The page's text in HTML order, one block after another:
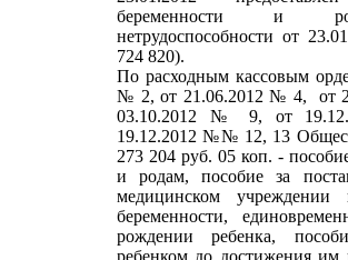
беременности и
нетрудоспособности от
724 820).
По расходным кассовым
№ 2, от 21.06.2012 № 4, от
03.10.2012 № 9, от
19.12.2012 №№ 12, 13
273 204 руб. 05 коп. -
и родам, пособие за
медицинском
беременности,
рождении ребенка,
ребенком до достижения им